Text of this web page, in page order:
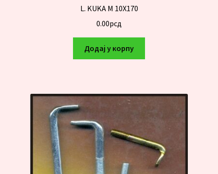
L. KUKA M 10X170
0.00рсд
Додај у корпу